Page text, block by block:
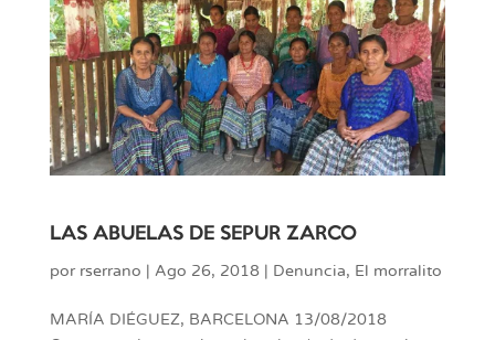
LAS ABUELAS DE SEPUR ZARCO
por rserrano Ago 26, 2018| Denuncia, El morralito
MARÍA DIÉGUEZ, BARCELONA 13/08/2018